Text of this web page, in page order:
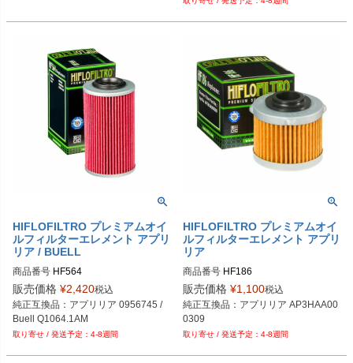
HIFLOFILTRO プレミアムオイ
ルフィルターエレメント アプリ
リア / BUELL
商品番号 HF564
販売価格 ¥2,420税込
純正互換品：アプリリア 0956745 /
Buell Q1064.1AM
4-8週間
HIFLOFILTRO プレミアムオイ
ルフィルターエレメント アプリ
リア
商品番号 HF186
販売価格 ¥1,100税込
純正互換品：アプリリア AP3HAA00
0309
4-8週間